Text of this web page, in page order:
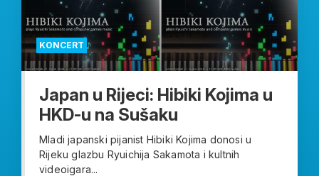
KONCERT
Japan u Rijeci: Hibiki Kojima u
HKD-u na Sušaku
Mladi japanski pijanist Hibiki Kojima donosi u
Rijeku glazbu Ryuichija Sakamota i kultnih
videoigara...